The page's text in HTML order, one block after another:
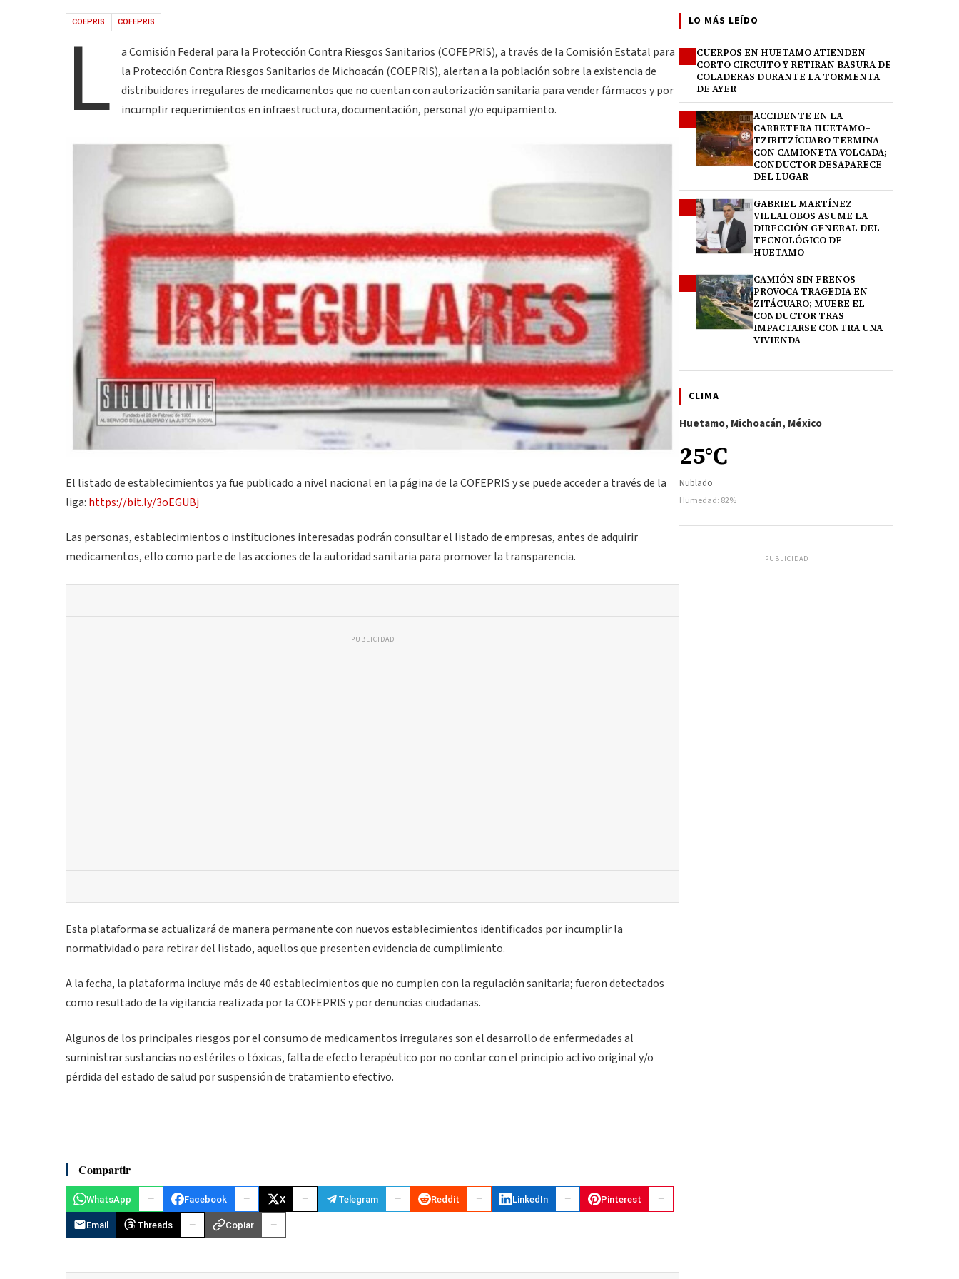
COEPRIS COFEPRIS
L
a Comisión Federal para la Protección Contra Riesgos Sanitarios (COFEPRIS), a través de la Comisión Estatal para
la Protección Contra Riesgos Sanitarios de Michoacán (COEPRIS), alertan a la población sobre la existencia de
distribuidores irregulares de medicamentos que no cuentan con autorización sanitaria para vender fármacos y por
incumplir requerimientos en infraestructura, documentación, personal y/o equipamiento.
El listado de establecimientos ya fue publicado a nivel nacional en la página de la COFEPRIS y se puede acceder a través de la
liga: https://bit.ly/3oEGUBj
Las personas, establecimientos o instituciones interesadas podrán consultar el listado de empresas, antes de adquirir
medicamentos, ello como parte de las acciones de la autoridad sanitaria para promover la transparencia.
PUBLICIDAD
Esta plataforma se actualizará de manera permanente con nuevos establecimientos identificados por incumplir la
normatividad o para retirar del listado, aquellos que presenten evidencia de cumplimiento.
A la fecha, la plataforma incluye más de 40 establecimientos que no cumplen con la regulación sanitaria; fueron detectados
como resultado de la vigilancia realizada por la COFEPRIS y por denuncias ciudadanas.
Algunos de los principales riesgos por el consumo de medicamentos irregulares son el desarrollo de enfermedades al
suministrar sustancias no estériles o tóxicas, falta de efecto terapéutico por no contar con el principio activo original y/o
pérdida del estado de salud por suspensión de tratamiento efectivo.
Compartir
WhatsApp Facebook X Telegram Reddit LinkedIn Pinterest
Email Threads Copiar
LO MÁS LEÍDO
CUERPOS EN HUETAMO ATIENDEN
CORTO CIRCUITO Y RETIRAN BASURA DE
COLADERAS DURANTE LA TORMENTA
DE AYER
ACCIDENTE EN LA
CARRETERA HUETAMO–
TZIRITZÍCUARO TERMINA
CON CAMIONETA VOLCADA;
CONDUCTOR DESAPARECE
DEL LUGAR
GABRIEL MARTÍNEZ
VILLALOBOS ASUME LA
DIRECCIÓN GENERAL DEL
TECNOLÓGICO DE
HUETAMO
CAMIÓN SIN FRENOS
PROVOCA TRAGEDIA EN
ZITÁCUARO; MUERE EL
CONDUCTOR TRAS
IMPACTARSE CONTRA UNA
VIVIENDA
CLIMA
Huetamo, Michoacán, México
25°C
Nublado
Humedad: 82%
PUBLICIDAD